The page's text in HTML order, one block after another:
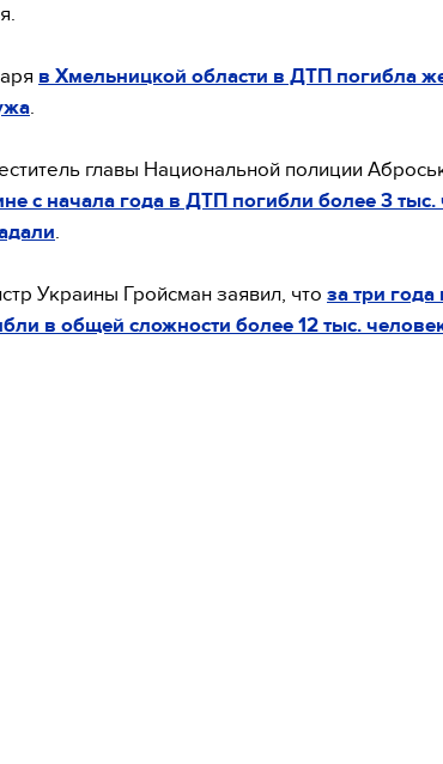
в Хмельницкой области в ДТП погибла
главы Национальной полиции
с начала года в ДТП погибли более 3 тыс.
Украины Гройсман заявил, что за три года
в общей сложности более 12 тыс.